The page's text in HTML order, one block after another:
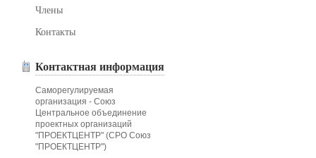
Члены
Контакты
Контактная информация
Саморегулируемая
организация - Союз
Центральное объединение
проектных организаций
"ПРОЕКТЦЕНТР" (СРО Союз
"ПРОЕКТЦЕНТР")